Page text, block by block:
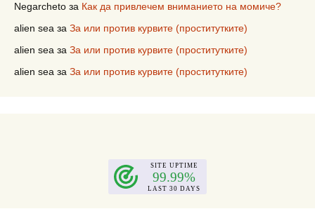
Negarcheto за Как да привлечем вниманието на момиче?
alien sea за За или против курвите (проститутките)
alien sea за За или против курвите (проститутките)
alien sea за За или против курвите (проститутките)